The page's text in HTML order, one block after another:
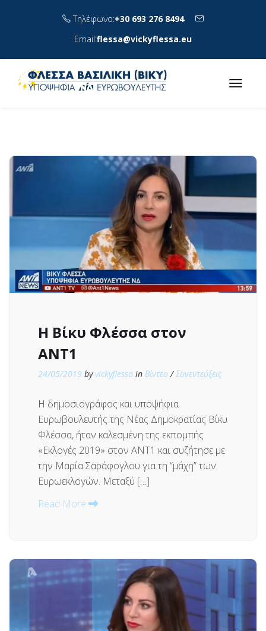
Τηλέφωνο:+30 693 276 8494
Email:flessa@vickyflessa.eu
Η Βίκυ Φλέσσα στον
ΑΝΤ1
24/05/2019 by vickyflessa in Βίντεο /Συνεντεύξεις
Η δημοσιογράφος και υποψήφια
Ευρωβουλευτής της Νέας Δημοκρατίας Βίκυ
Φλέσσα, ήταν καλεσμένη της εκπομπής
«Εκλογές 2019» στον ΑΝΤ1 και συζήτησε με
την Μαρία Σαράφογλου για τη “μάχη” των
Ευρωεκλογών. Μεταξύ […]
Read More